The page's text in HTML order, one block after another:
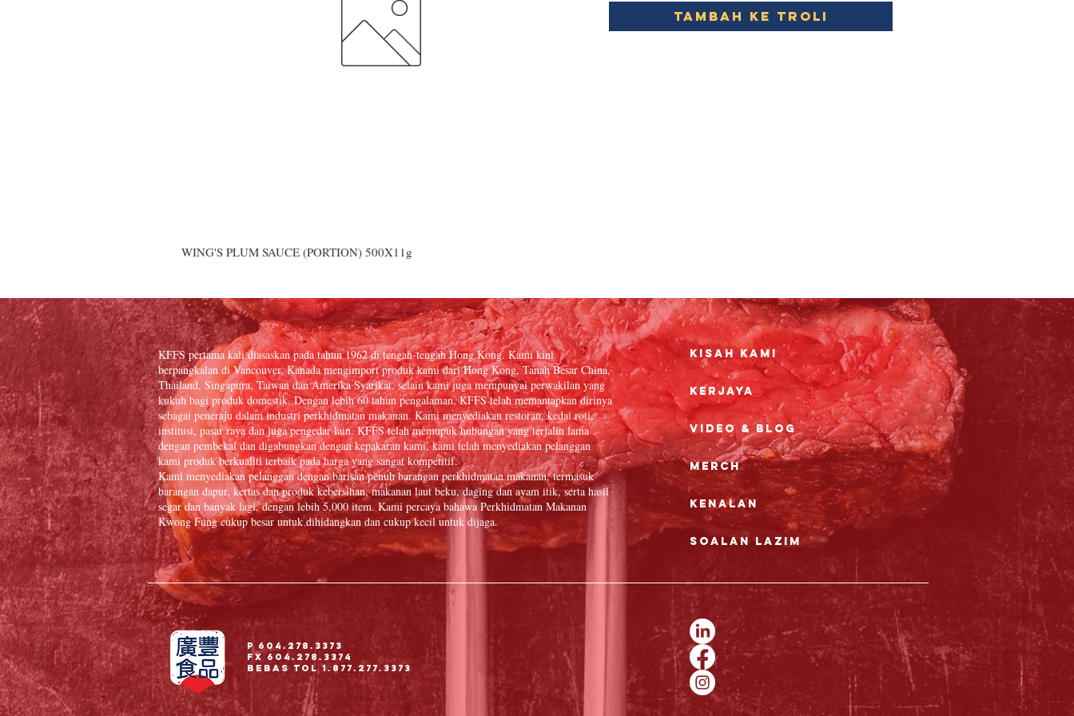
WING'S PLUM SAUCE (PORTION) 500X11g
Tambah ke Troli
KFFS pertama kali diasaskan pada tahun 1962 di tengah-tengah Hong Kong. Kami kini
berpangkalan di Vancouver, Kanada mengimport produk kami dari Hong Kong, Tanah Besar China,
Thailand, Singapura, Taiwan dan Amerika Syarikat, selain kami juga mempunyai perwakilan yang
kukuh bagi produk domestik. Dengan lebih 60 tahun pengalaman, KFFS telah memantapkan dirinya
sebagai peneraju dalam industri perkhidmatan makanan. Kami menyediakan restoran, kedai roti,
institusi, pasar raya dan juga pengedar lain. KFFS telah memupuk hubungan yang terjalin lama
dengan pembekal dan digabungkan dengan kepakaran kami, kami telah menyediakan pelanggan
kami produk berkualiti terbaik pada harga yang sangat kompetitif.
Kami menyediakan pelanggan dengan barisan penuh barangan perkhidmatan makanan, termasuk
barangan dapur, kertas dan produk kebersihan, makanan laut beku, daging dan ayam itik, serta hasil
segar dan banyak lagi, dengan lebih 5,000 item. Kami percaya bahawa Perkhidmatan Makanan
Kwong Fung cukup besar untuk dihidangkan dan cukup kecil untuk dijaga.
Kisah Kami
Kerjaya
Video & Blog
Merch
Kenalan
Soalan Lazim
P 604.278.3373
Fx 604.278.3374
Bebas Tol 1.877.277.3373